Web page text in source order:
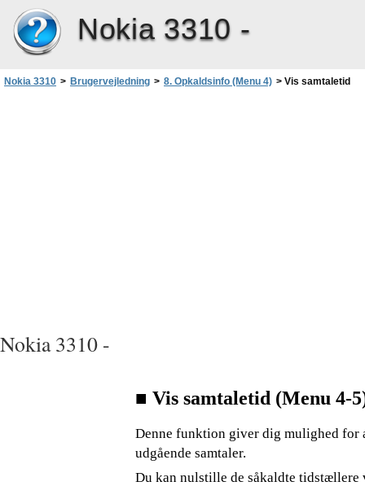
Nokia 3310 -
Nokia 3310 > Brugervejledning > 8. Opkaldsinfo (Menu 4) > Vis samtaletid
Nokia 3310 -
■ Vis samtaletid (Menu 4-
Denne funktion giver dig mulighed for
udgående samtaler.
Du kan nulstille de såkaldte